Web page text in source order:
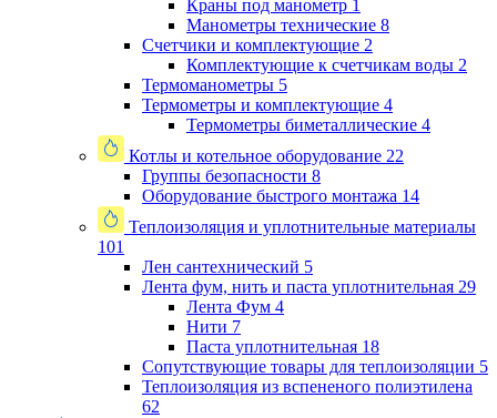
Краны под манометр 1
Манометры технические 8
Счетчики и комплектующие 2
Комплектующие к счетчикам воды 2
Термоманометры 5
Термометры и комплектующие 4
Термометры биметаллические 4
Котлы и котельное оборудование 22
Группы безопасности 8
Оборудование быстрого монтажа 14
Теплоизоляция и уплотнительные материалы
101
Лен сантехнический 5
Лента фум, нить и паста уплотнительная 29
Лента Фум 4
Нити 7
Паста уплотнительная 18
Сопутствующие товары для теплоизоляции 5
Теплоизоляция из вспененого полиэтилена
62